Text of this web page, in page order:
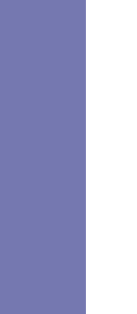
stránku pro budoucí